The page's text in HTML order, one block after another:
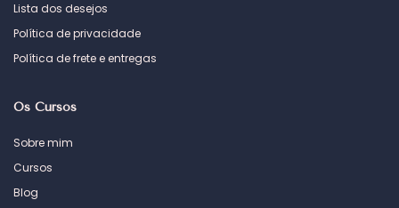
Lista dos desejos
Política de privacidade
Política de frete e entregas
Os Cursos
Sobre mim
Cursos
Blog